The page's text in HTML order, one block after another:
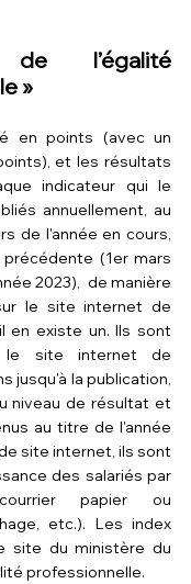
l’égalité
»
en points (avec un
et les résultats
indicateur qui le
annuellement, au
de l'année en cours,
(1er mars
2023),  de manière
le site internet de
en existe un. Ils sont
le site internet de
jusqu'à la publication,
niveau de résultat et
au titre de l'année
site internet, ils sont
des salariés par
papier ou
etc.). Les index
site du ministère du
professionnelle.